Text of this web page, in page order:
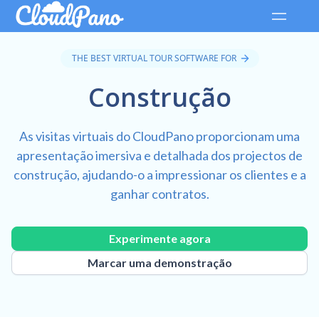
THE BEST VIRTUAL TOUR SOFTWARE FOR
Construção
As visitas virtuais do CloudPano proporcionam uma
apresentação imersiva e detalhada dos projectos de
construção, ajudando-o a impressionar os clientes e a
ganhar contratos.
Marcar uma demonstração
Experimente agora